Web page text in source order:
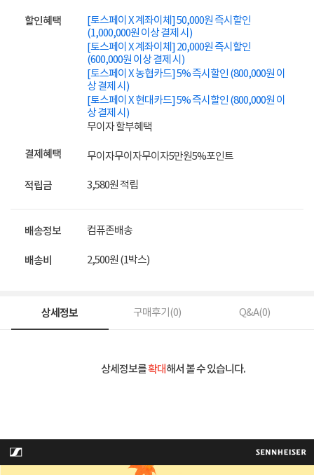
할인혜택
[토스페이 X 계좌이체] 50,000원 즉시할인
(1,000,000원 이상 결제 시)
[토스페이 X 계좌이체] 20,000원 즉시할인
(600,000원 이상 결제 시)
[토스페이 X 농협카드] 5% 즉시할인 (800,000원 이
상 결제 시)
[토스페이 X 현대카드] 5% 즉시할인 (800,000원 이
상 결제 시)
무이자 할부혜택
결제혜택 무이자무이자무이자5만원5%포인트
적립금 3,580원 적립
배송정보 컴퓨존배송
배송비 2,500원 (1박스)
상세정보 구매후기(0) Q&A(0)
상세정보를확대해서 볼 수 있습니다.